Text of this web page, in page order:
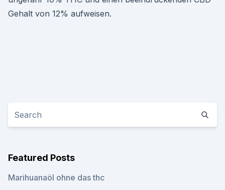
Gehalt von 12% aufweisen.
Featured Posts
Marihuanaöl ohne das thc